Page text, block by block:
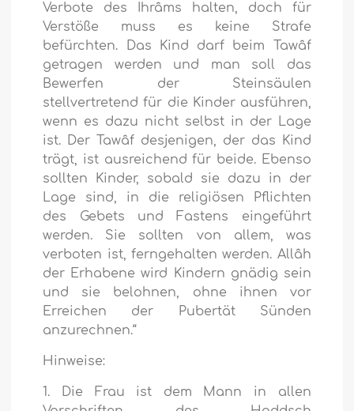
Verbote des Ihrâms halten, doch für
Verstöße muss es keine Strafe
befürchten. Das Kind darf beim Tawâf
getragen werden und man soll das
Bewerfen der Steinsäulen
stellvertretend für die Kinder ausführen,
wenn es dazu nicht selbst in der Lage
ist. Der Tawâf desjenigen, der das Kind
trägt, ist ausreichend für beide. Ebenso
sollten Kinder, sobald sie dazu in der
Lage sind, in die religiösen Pflichten
des Gebets und Fastens eingeführt
werden. Sie sollten von allem, was
verboten ist, ferngehalten werden. Allâh
der Erhabene wird Kindern gnädig sein
und sie belohnen, ohne ihnen vor
Erreichen der Pubertät Sünden
anzurechnen.“
Hinweise:
1. Die Frau ist dem Mann in allen